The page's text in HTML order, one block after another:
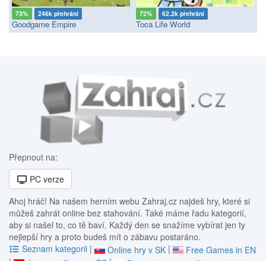
73% 246k přehrání
Goodgame Empire
72% 62.2k přehrání
Toca Life World
Přepnout na:
PC verze
Ahoj hráč! Na našem herním webu Zahraj.cz najdeš hry, které si
můžeš zahrát online bez stahování. Také máme řadu kategorií,
aby si našel to, co tě baví. Každý den se snažíme vybírat jen ty
nejlepší hry a proto budeš mít o zábavu postaráno.
Seznam kategorii | Online hry v SK |
Free Games in EN